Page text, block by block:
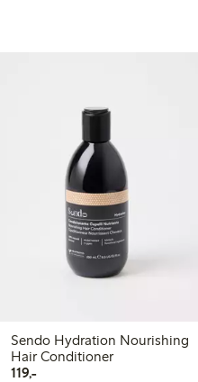
Sendo Hydration Nourishing
Hair Conditioner
119,-119,00 kr